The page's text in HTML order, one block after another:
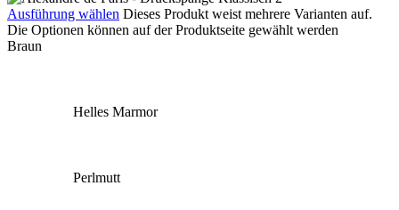
Ausführung wählen Dieses Produkt weist mehrere Varianten auf.
Die Optionen können auf der Produktseite gewählt werden
Braun
Helles Marmor
Perlmutt